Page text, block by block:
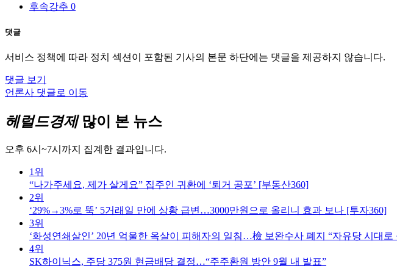
후속강추 0
댓글
서비스 정책에 따라 정치 섹션이 포함된 기사의 본문 하단에는 댓글을 제공하지 않습니다.
댓글 보기
언론사 댓글로 이동
헤럴드경제많이 본 뉴스
오후 6시~7시까지 집계한 결과입니다.
1위
“나가주세요, 제가 살게요” 집주인 귀환에 ‘퇴거 공포’ [부동산360]
2위
‘29%→3%로 뚝’ 5거래일 만에 상황 급변…3000만원으로 올리니 효과 보나 [투자360]
3위
‘화성연쇄살인’ 20년 억울한 옥살이 피해자의 일침…檢 보완수사 폐지 “자유당 시대
4위
SK하이닉스, 주당 375원 현금배당 결정…“주주환원 방안 9월 내 발표”